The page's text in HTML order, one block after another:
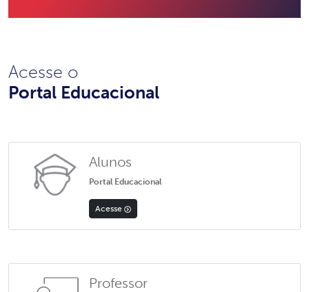
Acesse o
Portal Educacional
Alunos
Portal Educacional
Acesse
Professor